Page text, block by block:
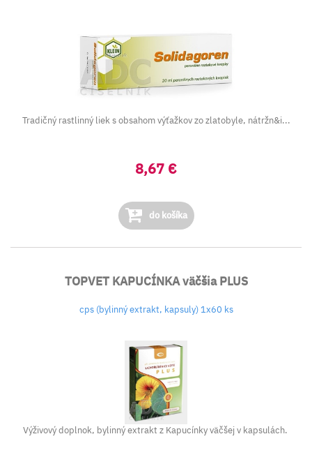
Tradičný rastlinný liek s obsahom výťažkov zo zlatobyle, nátržn&i...
8,67 €
do košíka
TOPVET KAPUCÍNKA väčšia PLUS
cps (bylinný extrakt, kapsuly) 1x60 ks
Výživový doplnok, bylinný extrakt z Kapucínky väčšej v kapsulách.